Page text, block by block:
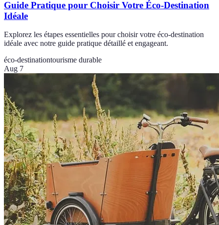
Guide Pratique pour Choisir Votre Éco-Destination
Idéale
Explorez les étapes essentielles pour choisir votre éco-destination
idéale avec notre guide pratique détaillé et engageant.
éco-destinationtourisme durable
Aug 7